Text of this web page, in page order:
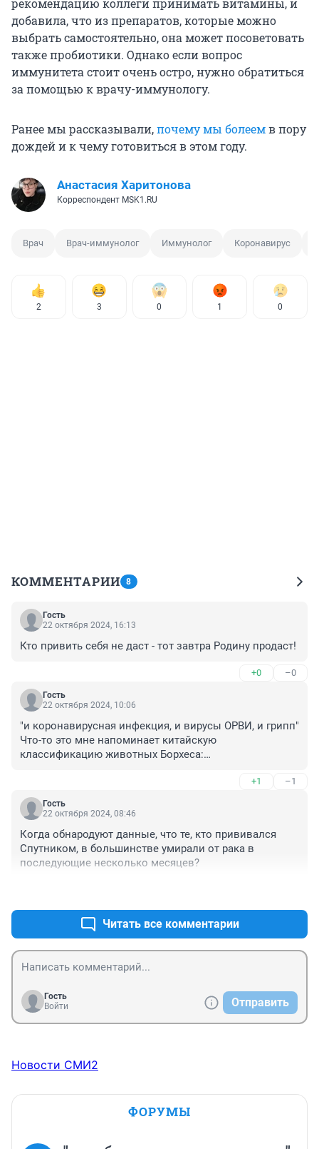
рекомендацию коллеги принимать витамины, и
добавила, что из препаратов, которые можно
выбрать самостоятельно, она может посоветовать
также пробиотики. Однако если вопрос
иммунитета стоит очень остро, нужно обратиться
за помощью к врачу-иммунологу.
Ранее мы рассказывали,почему мы болеемв пору
дождей и к чему готовиться в этом году.
Анастасия Харитонова
Корреспондент MSK1.RU
Врач Врач-иммунолог Иммунолог Коронавирус
2 3 0 1 0
КОММЕНТАРИИ 8
Гость
22 октября 2024, 16:13
Кто привить себя не даст - тот завтра Родину продаст!
+0 –0
Гость
22 октября 2024, 10:06
"и коронавирусная инфекция, и вирусы ОРВИ, и грипп"
Что-то это мне напоминает китайскую
классификацию животных Борхеса:
- набальзамированных;
- прирученных;
- сирен;
- сказочных;
- бродячих собак;
- бесчисленных;
- нарисованных тончайшей кистью из верблюжьей
шерсти;
- et cetera;
- только что разбивших вазу;
+1 –1
Гость
22 октября 2024, 08:46
Когда обнародуют данные, что те, кто прививался
Спутником, в большинстве умирали от рака в
последующие несколько месяцев?
Читать все комментарии
Гость
Войти
Отправить
Новости СМИ2
ФОРУМЫ